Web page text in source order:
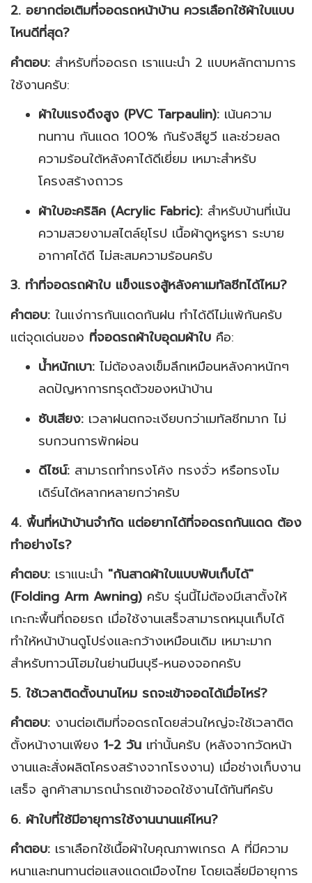
2. อยากต่อเติมที่จอดรถหน้าบ้าน ควรเลือกใช้ผ้าใบแบบ
ไหนดีที่สุด?
คำตอบ: สำหรับที่จอดรถ เราแนะนำ 2 แบบหลักตามการ
ใช้งานครับ:
ผ้าใบแรงดึงสูง (PVC Tarpaulin): เน้นความ
ทนทาน กันแดด 100% กันรังสียูวี และช่วยลด
ความร้อนใต้หลังคาได้ดีเยี่ยม เหมาะสำหรับ
โครงสร้างถาวร
ผ้าใบอะคริลิค (Acrylic Fabric): สำหรับบ้านที่เน้น
ความสวยงามสไตล์ยุโรป เนื้อผ้าดูหรูหรา ระบาย
อากาศได้ดี ไม่สะสมความร้อนครับ
3. ทำที่จอดรถผ้าใบ แข็งแรงสู้หลังคาเมทัลชีทได้ไหม?
คำตอบ: ในแง่การกันแดดกันฝน ทำได้ดีไม่แพ้กันครับ
แต่จุดเด่นของ ที่จอดรถผ้าใบอุดมผ้าใบ คือ:
น้ำหนักเบา: ไม่ต้องลงเข็มลึกเหมือนหลังคาหนักๆ
ลดปัญหาการทรุดตัวของหน้าบ้าน
ซับเสียง: เวลาฝนตกจะเงียบกว่าเมทัลชีทมาก ไม่
รบกวนการพักผ่อน
ดีไซน์: สามารถทำทรงโค้ง ทรงจั่ว หรือทรงโม
เดิร์นได้หลากหลายกว่าครับ
4. พื้นที่หน้าบ้านจำกัด แต่อยากได้ที่จอดรถกันแดด ต้อง
ทำอย่างไร?
คำตอบ: เราแนะนำ "กันสาดผ้าใบแบบพับเก็บได้"
(Folding Arm Awning) ครับ รุ่นนี้ไม่ต้องมีเสาตั้งให้
เกะกะพื้นที่ถอยรถ เมื่อใช้งานเสร็จสามารถหมุนเก็บได้
ทำให้หน้าบ้านดูโปร่งและกว้างเหมือนเดิม เหมาะมาก
สำหรับทาวน์โฮมในย่านมีนบุรี-หนองจอกครับ
5. ใช้เวลาติดตั้งนานไหม รถจะเข้าจอดได้เมื่อไหร่?
คำตอบ: งานต่อเติมที่จอดรถโดยส่วนใหญ่จะใช้เวลาติด
ตั้งหน้างานเพียง 1-2 วัน เท่านั้นครับ (หลังจากวัดหน้า
งานและสั่งผลิตโครงสร้างจากโรงงาน) เมื่อช่างเก็บงาน
เสร็จ ลูกค้าสามารถนำรถเข้าจอดใช้งานได้ทันทีครับ
6. ผ้าใบที่ใช้มีอายุการใช้งานนานแค่ไหน?
คำตอบ: เราเลือกใช้เนื้อผ้าใบคุณภาพเกรด A ที่มีความ
หนาและทนทานต่อแสงแดดเมืองไทย โดยเฉลี่ยมีอายุการ